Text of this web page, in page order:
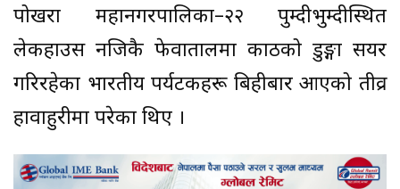
पोखरा महानगरपालिका–२२ पुम्दीभुम्दीस्थित
लेकहाउस नजिकै फेवातालमा काठको डुङ्गा सयर
गरिरहेका भारतीय पर्यटकहरू बिहीबार आएको तीव्र
हावाहुरीमा परेका थिए ।